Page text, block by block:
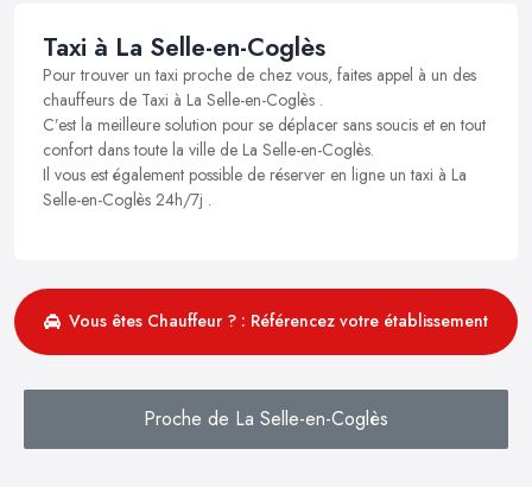
Taxi à La Selle-en-Coglès
Pour trouver un taxi proche de chez vous, faites appel à un des
chauffeurs de Taxi à La Selle-en-Coglès .
C’est la meilleure solution pour se déplacer sans soucis et en tout
confort dans toute la ville de La Selle-en-Coglès.
Il vous est également possible de réserver en ligne un taxi à La
Selle-en-Coglès 24h/7j .
Vous êtes Chauffeur ? : Référencez votre établissement
Proche de La Selle-en-Coglès